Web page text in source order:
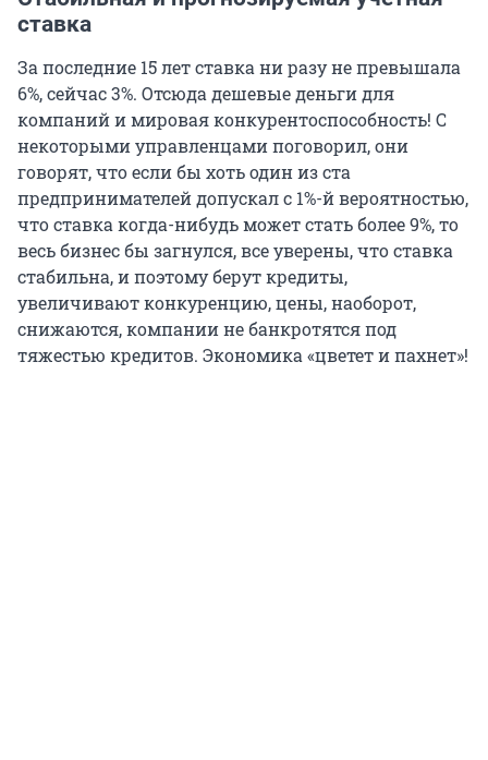
ставка
За последние 15 лет ставка ни разу не превышала
6%, сейчас 3%. Отсюда дешевые деньги для
компаний и мировая конкурентоспособность! С
некоторыми управленцами поговорил, они
говорят, что если бы хоть один из ста
предпринимателей допускал с 1%-й вероятностью,
что ставка когда-нибудь может стать более 9%, то
весь бизнес бы загнулся, все уверены, что ставка
стабильна, и поэтому берут кредиты,
увеличивают конкуренцию, цены, наоборот,
снижаются, компании не банкротятся под
тяжестью кредитов. Экономика «цветет и пахнет»!